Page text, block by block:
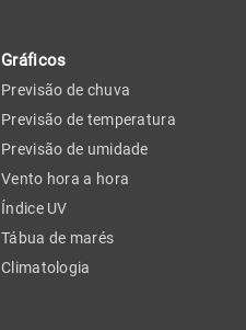
Gráficos
Previsão de chuva
Previsão de temperatura
Previsão de umidade
Vento hora a hora
Índice UV
Tábua de marés
Climatologia